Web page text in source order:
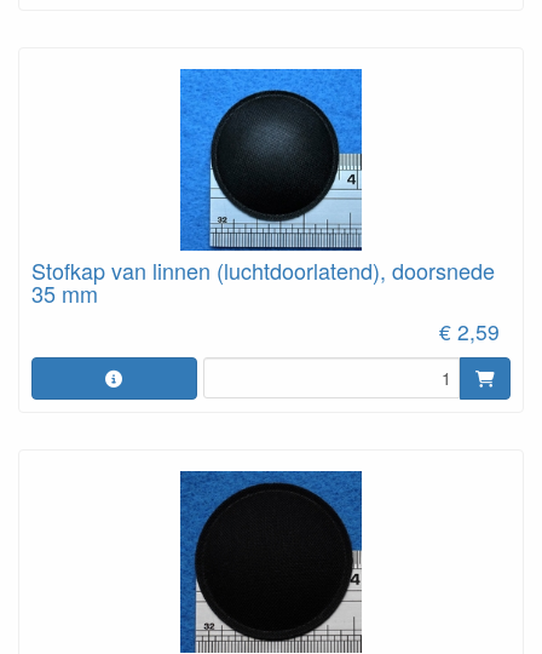
Stofkap van linnen (luchtdoorlatend), doorsnede
35 mm
€ 2,59